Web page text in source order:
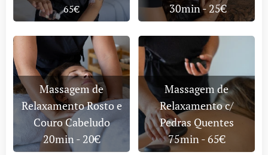
65€
30min - 25€
Massagem de
Relaxamento Rosto e
Couro Cabeludo
20min - 20€
Massagem de
Relaxamento c/
Pedras Quentes
75min - 65€